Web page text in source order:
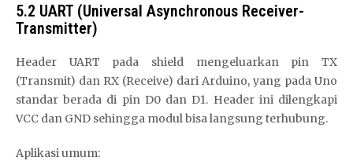
5.2 UART (Universal Asynchronous Receiver-
Transmitter)
Header UART pada shield mengeluarkan pin TX
(Transmit) dan RX (Receive) dari Arduino, yang pada Uno
standar berada di pin D0 dan D1. Header ini dilengkapi
VCC dan GND sehingga modul bisa langsung terhubung.
Aplikasi umum: